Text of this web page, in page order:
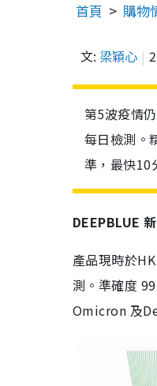
首頁 購物
文: 梁穎心
第5波疫情
每日檢測。
準，最快10
DEEPBLUE
產品現時於
測。準確度
Omicron 及